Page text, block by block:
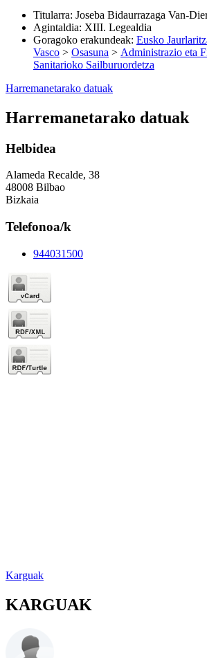
Titularra: Joseba Bidaurrazaga Van-
Agintaldia: XIII. Legealdia
Goragoko erakundeak: Eusko
Vasco > Osasuna > Administrazio eta
Sanitarioko Sailburuordetza
Harremanetarako datuak
Harremanetarako datuak
Helbidea
Alameda Recalde, 38
48008 Bilbao
Bizkaia
Telefonoa/k
944031500
Karguak
KARGUAK